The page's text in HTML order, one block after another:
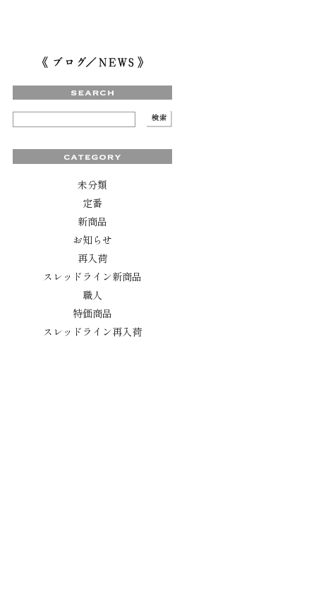
未分類
定番
新商品
お知らせ
再入荷
スレッドライン新商品
職人
特価商品
スレッドライン再入荷